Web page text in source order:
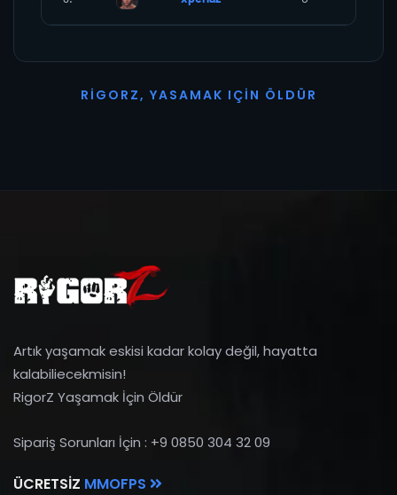
R I G O R Z, YASAMAK I ÇI N Ö L D Ü R
Artık yaşamak eskisi kadar kolay değil, hayatta
kalabiliecekmisin!
RigorZ Yaşamak İçin Öldür
Sipariş Sorunları İçin : +9 0850 304 32 09
ÜCRETSIZ MMOFPS